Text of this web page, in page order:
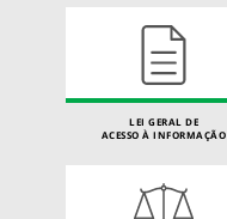
LEI GERAL DE
ACESSO À INFORMAÇÃO